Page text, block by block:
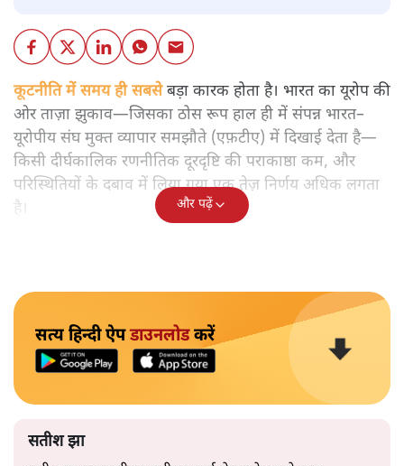
कूटनीति में समय ही सबसेबड़ा कारक होता है। भारत का यूरोप की
ओर ताज़ा झुकाव—जिसका ठोस रूप हाल ही में संपन्न भारत–
यूरोपीय संघ मुक्त व्यापार समझौते (एफ़टीए) में दिखाई देता है—
किसी दीर्घकालिक रणनीतिक दूरदृष्टि की पराकाष्ठा कम, और
परिस्थितियों के दबाव में लिया गया एक तेज़ निर्णय अधिक लगता
है।
और पढ़ें
सत्य हिन्दी ऐपडाउनलोडकरें
सतीश झा